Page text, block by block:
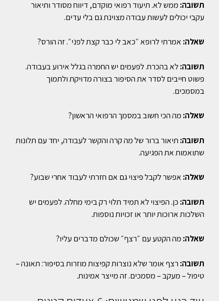
תשובה: ממש לא. תיעוד רפואי מוקדם, דיווח מסודר ותיאור
עקבי יכולים לעשות עבודה מצוינת גם בלי עדים.
שאלה: אמרתי לרופא ״כאב לי כבר קצת לפני״. זה הורס?
תשובה:לא בהכרח. לפעמים יש החמרה בגלל אירוע בעבודה.
פשוט חייבים לסדר את הסיפור בצורה מדויקת ולתמוך
במסמכים.
שאלה: מה הכי חשוב במסמך הרפואי הראשון?
תשובה: תיאור ברור של מה קרה והקשר לעבודה, יחד עם תלונות
שתואמות את הפגיעה.
שאלה: אפשר לקבל פיצוי גם אם חזרתי לעבוד אחרי שבוע?
תשובה: כן. הפיצוי לא תמיד תלוי רק בימי מחלה. לפעמים יש
השלכות ארוכות יותר או זכויות נוספות.
שאלה: מה הקטע עם ״רצף״ שכולם מדברים עליו?
תשובה: רצף אומר שלא נוצרות קפיצות מוזרות בסיפור: תאונה –
טיפול – מעקב – מסמכים. זה מייצר אמינות.